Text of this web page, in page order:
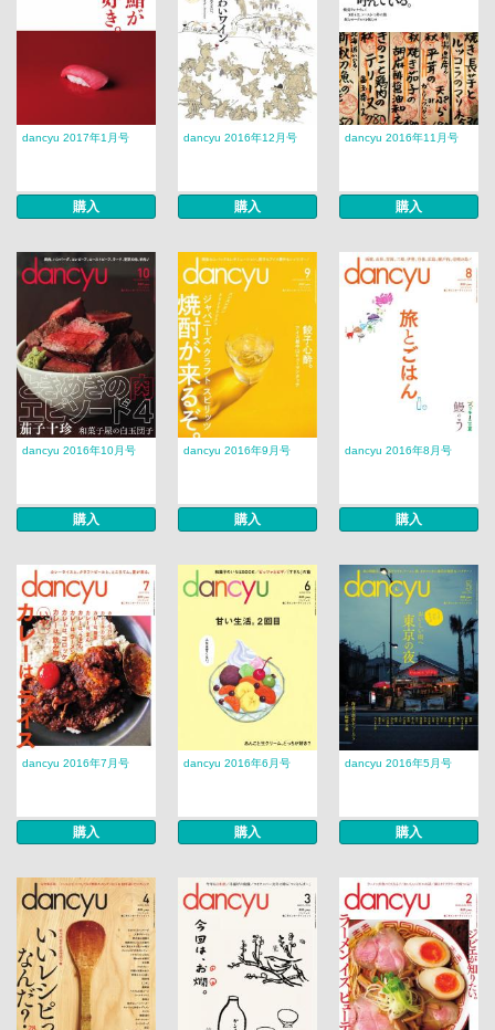
dancyu 2017年1月号
購入
dancyu 2016年12月号
購入
dancyu 2016年11月号
購入
dancyu 2016年10月号
購入
dancyu 2016年9月号
購入
dancyu 2016年8月号
購入
dancyu 2016年7月号
購入
dancyu 2016年6月号
購入
dancyu 2016年5月号
購入